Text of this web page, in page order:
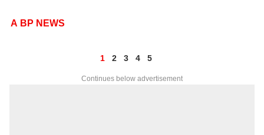
A BP NEWS
1 2 3 4 5
Continues below advertisement